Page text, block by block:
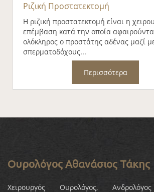
Ριζική Προστατεκτομή
Η ριζική προστατεκτομή είναι η
επέμβαση κατά την οποία
ολόκληρος ο προστάτης αδένας μαζί
σπερματοδόχους...
Περισσότερα
Ουρολόγος Αθανάσιος Τάκης
Χειρουργός Ουρολόγος, Ανδρολόγος